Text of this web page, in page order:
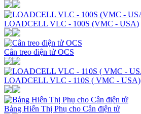
LOADCELL VLC - 100S (VMC - USA)
Cân treo điện tử OCS
LOADCELL VLC - 110S ( VMC - USA)
Bảng Hiển Thị Phụ cho Cân điện tử